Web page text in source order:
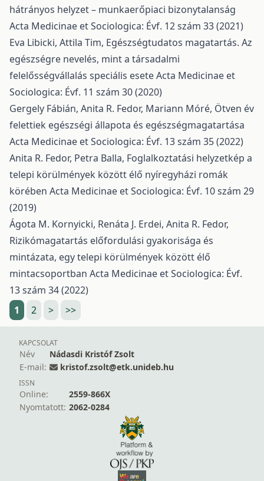
hátrányos helyzet – munkaerőpiaci bizonytalanság
Acta Medicinae et Sociologica: Évf. 12 szám 33 (2021)
Eva Libicki, Attila Tim, Egészségtudatos magatartás. Az
egészségre nevelés, mint a társadalmi
felelősségvállalás speciális eseteActa Medicinae et
Sociologica: Évf. 11 szám 30 (2020)
Gergely Fábián, Anita R. Fedor, Mariann Móré, Ötven év
felettiek egészségi állapota és egészségmagatartása
Acta Medicinae et Sociologica: Évf. 13 szám 35 (2022)
Anita R. Fedor, Petra Balla, Foglalkoztatási helyzetkép a
telepi körülmények között élő nyíregyházi romák
körében Acta Medicinae et Sociologica: Évf. 10 szám 29
(2019)
Ágota M. Kornyicki, Renáta J. Erdei, Anita R. Fedor,
Rizikómagatartás előfordulási gyakorisága és
mintázata, egy telepi körülmények között élő
mintacsoportban Acta Medicinae et Sociologica: Évf.
13 szám 34 (2022)
1
2 > >>
KAPCSOLAT
Név
Nádasdi Kristóf Zsolt
E-mail:
kristof.zsolt@etk.unideb.hu
ISSN
Online:
2559-866X
Nyomtatott: 2062-0284